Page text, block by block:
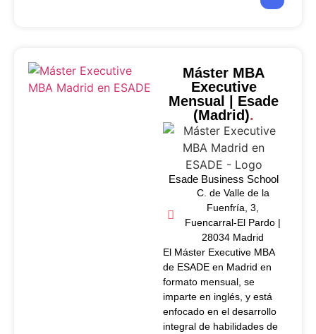
Máster MBA
Executive
Mensual | Esade
(Madrid).
Esade Business School
C. de Valle de la
Fuenfría, 3,
Fuencarral-El Pardo |
28034 Madrid
El Máster Executive MBA
de ESADE en Madrid en
formato mensual, se
imparte en inglés, y está
enfocado en el desarrollo
integral de habilidades de